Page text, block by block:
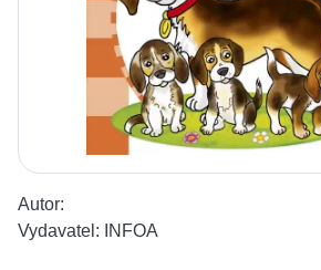
Autor:
Vydavatel:
INFOA